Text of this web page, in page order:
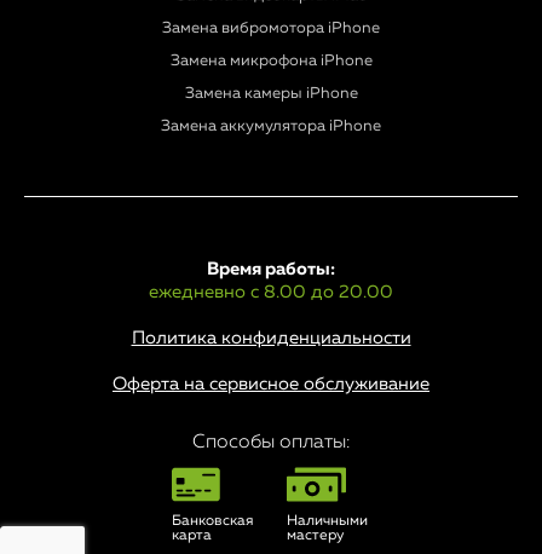
Замена вибромотора iPhone
Замена микрофона iPhone
Замена камеры iPhone
Замена аккумулятора iPhone
Политика конфиденциальности
Время работы:
ежедневно с 8.00 до 20.00
Оферта на сервисное обслуживание
Способы оплаты:
Банковская
карта
Наличными
мастеру